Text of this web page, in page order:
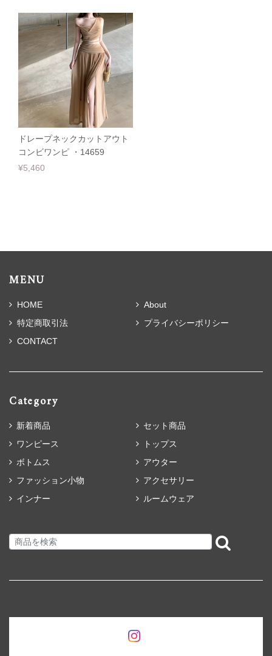
ドレープネックカットアウト
コンビワンピ ・14659
¥5,460
MENU
HOME
About
特定商取引法
プライバシーポリシー
CONTACT
Category
新着商品
セット商品
ワンピース
トップス
ボトムス
アウター
ファッション小物
アクセサリー
インナー
ルームウェア